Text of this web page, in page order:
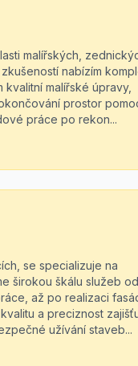
malířských,
nabízím
malířské úpravy,
prostor
práce po rekon...
se specializuje na
širokou škálu služeb od
až po realizaci
a preciznost
užívání staveb...